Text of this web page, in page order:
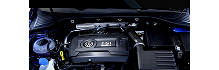
Einfache Deaktivierung: Zum
Deaktivieren des Tunings müssen
Sie nicht in die Werkstatt. Die
Werkseinstellungen sind immer in
der App verfügbar. Drücken Sie